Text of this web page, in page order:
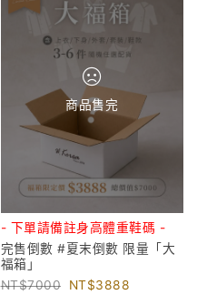
商品售完
- 下單請備註身高體重鞋碼 -
完售倒數 #夏末倒數 限量「大
福箱」
7000
3888